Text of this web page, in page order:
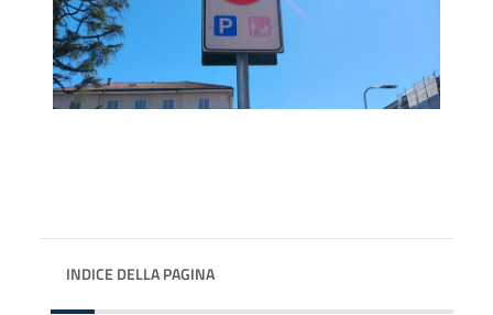
INDICE DELLA PAGINA